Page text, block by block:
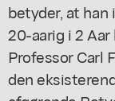
betyder, at han
20-aarig i 2
Professor Carl
den